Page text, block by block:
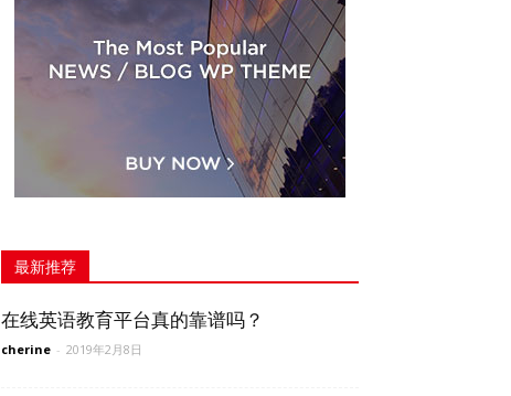
最新推荐
在线英语教育平台真的靠谱吗？
cherine - 2019年2月8日